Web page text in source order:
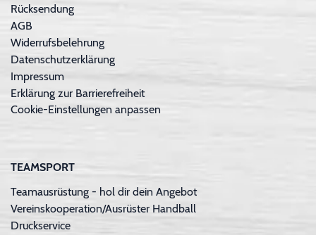
Rücksendung
AGB
Widerrufsbelehrung
Datenschutzerklärung
Impressum
Erklärung zur Barrierefreiheit
Cookie-Einstellungen anpassen
TEAMSPORT
Teamausrüstung - hol dir dein Angebot
Vereinskooperation/Ausrüster Handball
Druckservice